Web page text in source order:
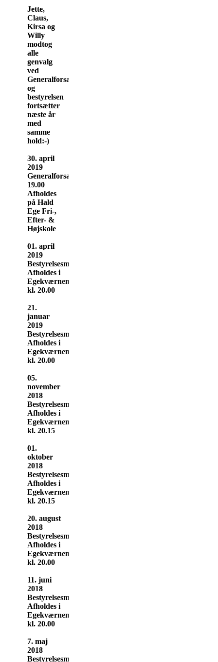
Jette,
Claus,
Kirsa og
Willy
modtog
alle
genvalg
ved
Generalforsamlingen,
og
bestyrelsen
fortsætter
næste år
med
samme
hold:-)
30. april
2019
Generalforsamling kl.
19.00
Afholdes
på Hald
Ege Fri-,
Efter- &
Højskole
01. april
2019
Bestyrelsesmøde
Afholdes i
Egekværnen
kl. 20.00
21.
januar
2019
Bestyrelsesmøde
Afholdes i
Egekværnen
kl. 20.00
05.
november
2018
Bestyrelsesmøde
Afholdes i
Egekværnen
kl. 20.15
01.
oktober
2018
Bestyrelsesmøde
Afholdes i
Egekværnen
kl. 20.15
20. august
2018
Bestyrelsesmøde
Afholdes i
Egekværnen
kl. 20.00
11. juni
2018
Bestyrelsesmøde
Afholdes i
Egekværnen
kl. 20.00
7. maj
2018
Bestyrelsesmøde